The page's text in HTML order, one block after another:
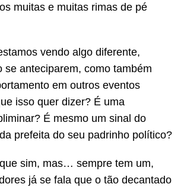
muitas e muitas rimas de pé
vendo algo diferente,
se anteciparem, como também
em outros eventos
isso quer dizer? É uma
É mesmo um sinal do
prefeita do seu padrinho político?
sim, mas… sempre tem um,
já se fala que o tão decantado